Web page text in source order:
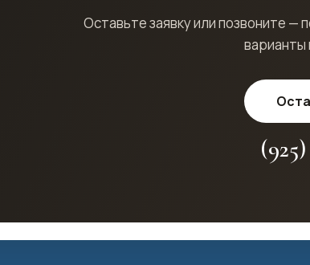
Оставьте заявку или позвоните —